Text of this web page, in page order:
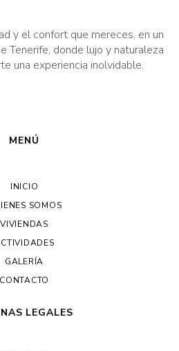
y el confort que mereces, en un
Tenerife, donde lujo y naturaleza
una experiencia inolvidable.
MENÚ
INICIO
SOMOS
VIVIENDAS
GALERÍA
CONTACTO
LEGALES